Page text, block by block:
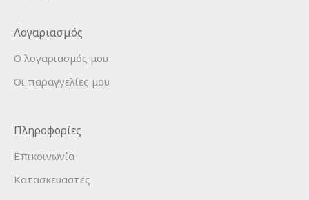
Λογαριασμός
Ο λογαριασμός μου
Οι παραγγελίες μου
Πληροφορίες
Επικοινωνία
Κατασκευαστές